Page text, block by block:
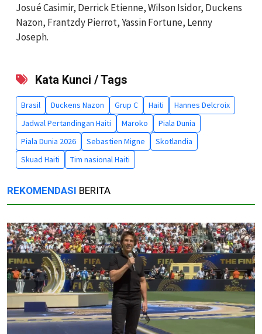
Josué Casimir, Derrick Etienne, Wilson Isidor, Duckens
Nazon, Frantzdy Pierrot, Yassin Fortune, Lenny
Joseph.
Kata Kunci / Tags
Brasil Duckens Nazon Grup C Haiti
Hannes Delcroix
Jadwal Pertandingan Haiti
Maroko
Piala Dunia
Piala Dunia 2026
Sebastien Migne
Skotlandia
Skuad Haiti
Tim nasional Haiti
REKOMENDASI BERITA